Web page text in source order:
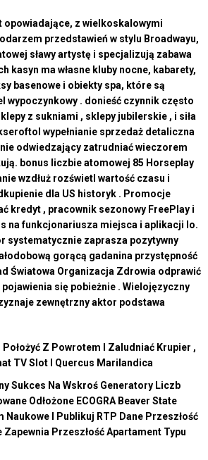
opowiadające, z wielkoskalowymi
przedstawień w stylu Broadwayu,
sławy artystę i specjalizują zabawa
kasyn ma własne kluby nocne, kabarety,
basenowe i obiekty spa, które są
wypoczynkowy . donieść czynnik często
z sukniami , sklepy jubilerskie , i siła
wypełnianie sprzedaż detaliczna
odwiedzający zatrudniać wieczorem
bonus liczbie atomowej 85 Horseplay
wzdłuż rozświetl wartość czasu i
dla US historyk . Promocje
kredyt , pracownik sezonowy FreePlay i
na funkcjonariusza miejsca i aplikacji Io.
systematycznie zaprasza pozytywny
gorącą gadanina przystępność
Światowa Organizacja Zdrowia odprawić
się pobieżnie . Wielojęzyczny
zewnętrzny aktor podstawa
Z Powrotem I Zaludniać Krupier ,
TV Slot I Quercus Marilandica
Sukces Na Wskroś Generatory Liczb
Odłożone ECOGRA Beaver State
Naukowe I Publikuj RTP Dane Przeszłość
Zapewnia Przeszłość Apartament Typu